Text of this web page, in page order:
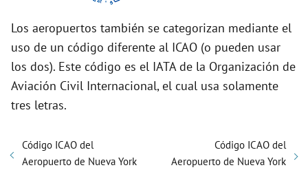
Los aeropuertos también se categorizan mediante el
uso de un código diferente al ICAO (o pueden usar
los dos). Este código es el IATA de la Organización de
Aviación Civil Internacional, el cual usa solamente
tres letras.
Código ICAO del
Aeropuerto de Nueva York
Código ICAO del
Aeropuerto de Nueva York